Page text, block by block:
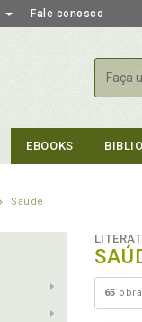
Fale conosco
EBOOKS
Saúde
65